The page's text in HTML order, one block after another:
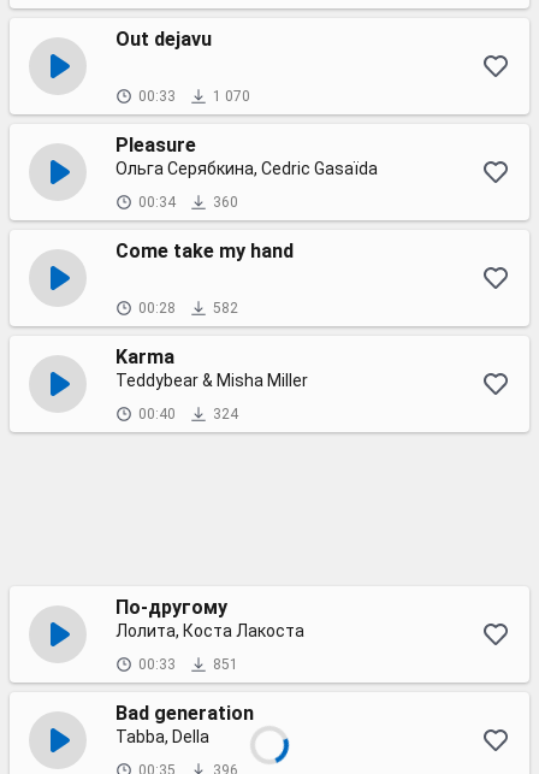
Out dejavu
00:33 1 070
Pleasure
Ольга Серябкина, Cedric Gasaïda
00:34 360
Come take my hand
00:28 582
Karma
Teddybear & Misha Miller
00:40 324
По-другому
Лолита, Коста Лакоста
00:33 851
Bad generation
Tabba, Della
00:35 396